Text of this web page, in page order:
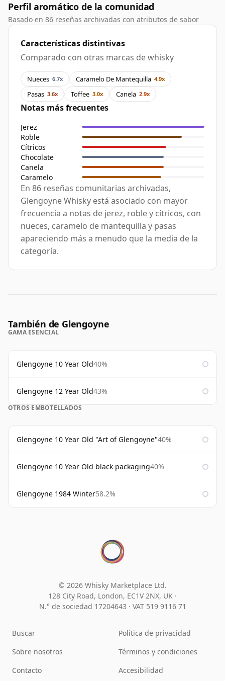
Perfil aromático de la comunidad
Basado en 86 reseñas archivadas con atributos de sabor
Características distintivas
Comparado con otras marcas de whisky
Nueces 6.7x Caramelo De Mantequilla 4.9x
Pasas 3.6x Toffee 3.0x Canela 2.9x
Notas más frecuentes
Jerez
Roble
Cítricos
Chocolate
Canela
Caramelo
En 86 reseñas comunitarias archivadas,
Glengoyne Whisky está asociado con mayor
frecuencia a notas de jerez, roble y cítricos, con
nueces, caramelo de mantequilla y pasas
apareciendo más a menudo que la media de la
categoría.
También de Glengoyne
GAMA ESENCIAL
Glengoyne 10 Year Old40%
Glengoyne 12 Year Old43%
OTROS EMBOTELLADOS
Glengoyne 10 Year Old "Art of Glengoyne"40%
Glengoyne 10 Year Old black packaging40%
Glengoyne 1984 Winter58.2%
© 2026 Whisky Marketplace Ltd.
128 City Road, London, EC1V 2NX, UK ·
N.° de sociedad 17204643 · VAT 519 9116 71
Buscar
Sobre nosotros
Contacto
Política de privacidad
Términos y condiciones
Accesibilidad